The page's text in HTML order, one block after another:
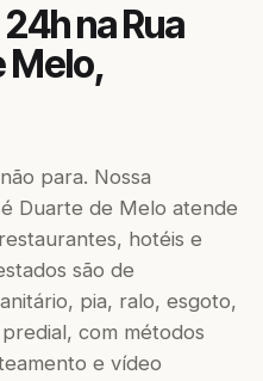
na Rua
Melo,
para. Nossa
Duarte de Melo atende
hotéis e
são de
pia, ralo, esgoto,
com métodos
e vídeo